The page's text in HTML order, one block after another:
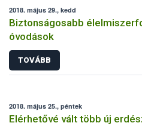
2018. május 29., kedd
Biztonságosabb
óvodások
TOVÁBB
2018. május 25., péntek
Elérhetővé vált több új